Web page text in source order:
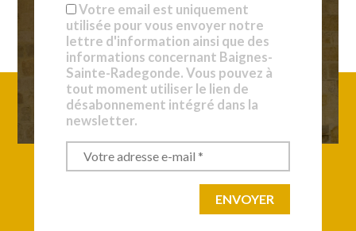
Votre email est uniquement
utilisée pour vous envoyer notre
lettre d'information ainsi que des
informations concernant Baignes-
Sainte-Radegonde. Vous pouvez à
tout moment utiliser le lien de
désabonnement intégré dans la
newsletter.